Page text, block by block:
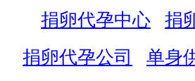
捐卵代孕中心
捐
捐卵代孕公司
单身